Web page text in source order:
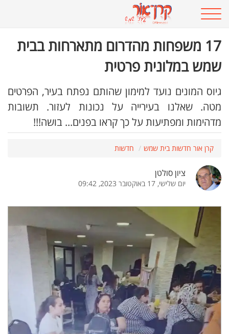
17 משפחות מהדרום מתארחות בבית
שמש במלונית פרטית
גיוס המונים נועד למימון שהותם נפתח בעיר, הפרטים
מטה. שאלנו בעירייה על נכונות לעזור. תשובות
מדהימות ומפתיעות על כך קראו בפנים... בושה!!!
קרן אור חדשות בית שמש חדשות
ציון סולטן
יום שלישי, 17 באוקטובר 2023, 09:42